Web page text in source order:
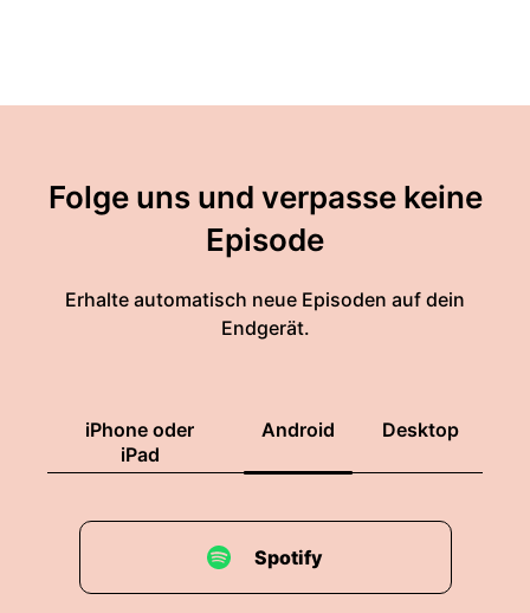
Folge uns und verpasse keine
Episode
Erhalte automatisch neue Episoden auf dein
Endgerät.
iPhone oder
iPad
Android Desktop
Spotify